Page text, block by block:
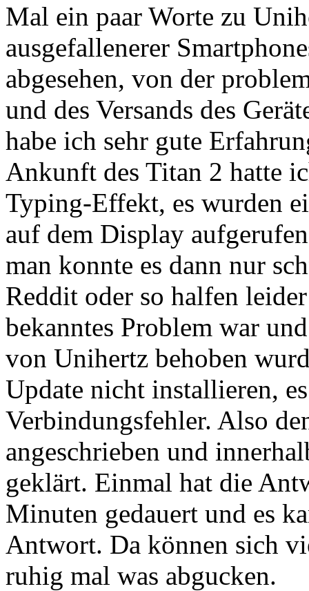
Mal ein paar Worte zu
ausgefallenerer
abgesehen, von der
und des Versands des
habe ich sehr gute
Ankunft des Titan 2 hatte
Typing-Effekt, es wurden
auf dem Display
man konnte es dann nur
Reddit oder so halfen
bekanntes Problem war
von Unihertz behoben
Update nicht installieren,
Verbindungsfehler. Also
angeschrieben und
geklärt. Einmal hat die
Minuten gedauert und es
Antwort. Da können sich
ruhig mal was abgucken.